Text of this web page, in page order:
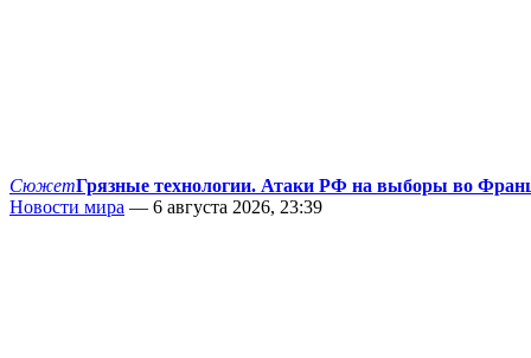
СюжетГрязные технологии. Атаки РФ на выборы во
Новости мира — 6 августа 2026, 23:39